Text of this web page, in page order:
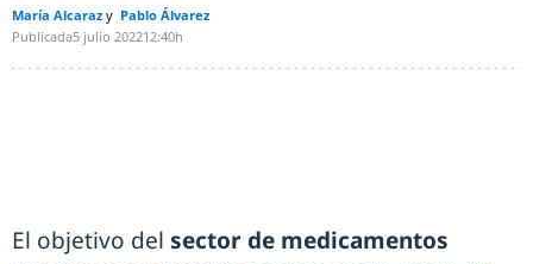
María Alcaraz
Pablo Álvarez
Publicada5 julio 202212:40h
El objetivo del sector de medicamentos